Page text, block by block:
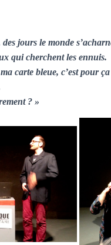
jours le monde
qui cherchent les ennuis.
carte bleue, c’est pour
? »